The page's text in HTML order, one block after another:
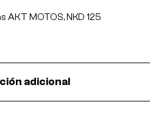
AKT MOTOS,NKD 125
adicional